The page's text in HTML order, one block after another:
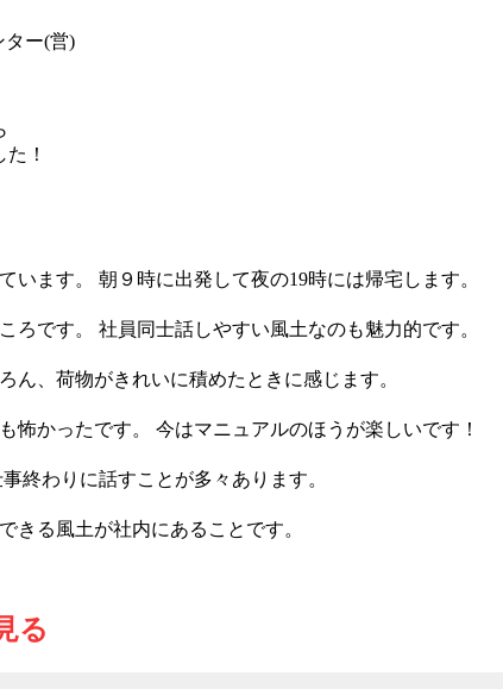
ー(営)
！
います。 朝９時に出発して夜の19時には帰宅します。
ろです。 社員同士話しやすい風土なのも魅力的です。
ん、荷物がきれいに積めたときに感じます。
怖かったです。 今はマニュアルのほうが楽しいです！
終わりに話すことが多々あります。
きる風土が社内にあることです。
る